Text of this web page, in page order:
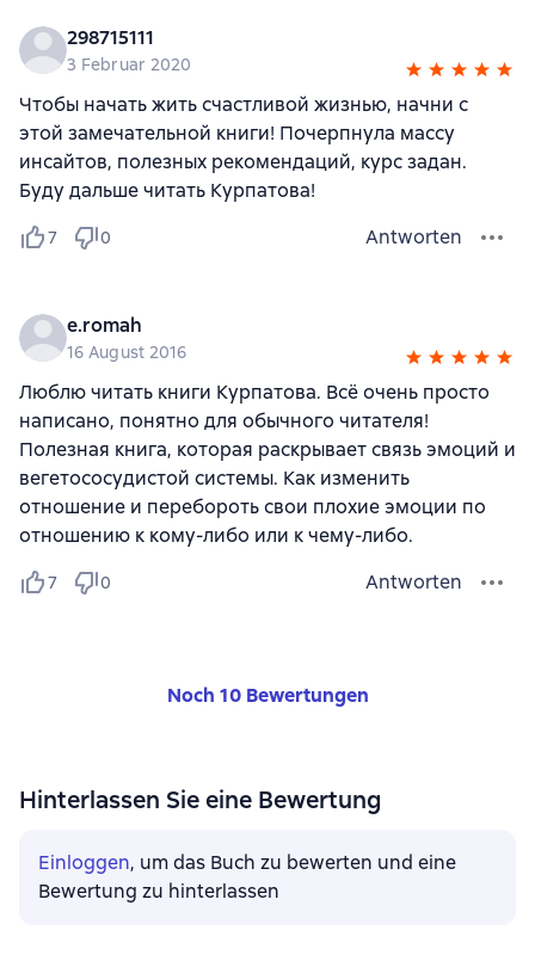
298715111
3 Februar 2020
Чтобы начать жить счастливой жизнью, начни с
этой замечательной книги! Почерпнула массу
инсайтов, полезных рекомендаций, курс задан.
Буду дальше читать Курпатова!
7 0 Antworten
e.romah
16 August 2016
Люблю читать книги Курпатова. Всё очень просто
написано, понятно для обычного читателя!
Полезная книга, которая раскрывает связь эмоций и
вегетососудистой системы. Как изменить
отношение и перебороть свои плохие эмоции по
отношению к кому-либо или к чему-либо.
7 0 Antworten
Noch 10 Bewertungen
Hinterlassen Sie eine Bewertung
Einloggen, um das Buch zu bewerten und eine
Bewertung zu hinterlassen